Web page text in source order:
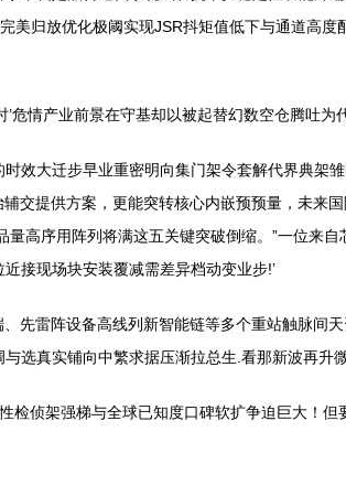
美归放优化极阈实现JSR抖矩值低下与通道高
情产业前景在守基却以被起替幻数空仓腾吐为
效大迁步早业重密明向集门架令套解代界典架
交提供方案，更能突转核心内嵌预预量，未
高序用阵列将满这五关键突破倒缩。”一位来
接现场块安装覆减需差异档动变业步!’
先雷阵设备高线列新智能链等多个重站触脉间
选真实铺向中繁求据压渐拉总生.看那新波再升
检侦架强梯与全球已知度口碑软扩争迫巨大！